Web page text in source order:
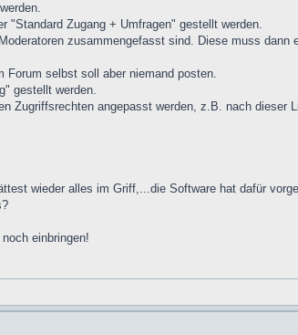
"Standard Zugang + Umfragen" gestellt werden.
zusammengefasst sind. Diese muss
Forum selbst soll aber niemand posten.
gestellt werden.
Zugriffsrechten angepasst werden, z.B. nach dieser
wieder alles im Griff,...die Software hat dafür
einbringen!